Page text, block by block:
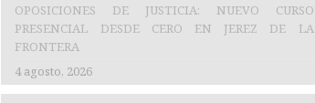
OPOSICIONES DE JUSTICIA: NUEVO CURSO
PRESENCIAL DESDE CERO EN JEREZ DE LA
FRONTERA
4 agosto, 2026